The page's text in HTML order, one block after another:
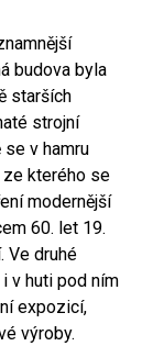
budova byla
starších
strojní
v hamru
kterého se
modernější
60. let 19.
Ve druhé
v huti pod ním
expozicí,
výroby.